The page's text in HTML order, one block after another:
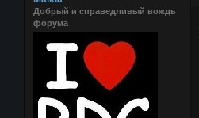
Добрый и справедливый вождь
форума